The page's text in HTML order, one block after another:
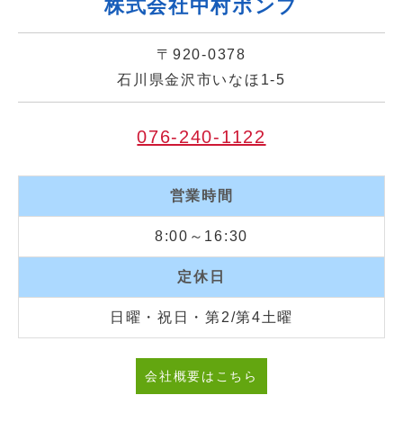
株式会社中村ポンプ
〒920-0378
石川県金沢市いなほ1-5
076-240-1122
営業時間
8:00～16:30
定休日
日曜・祝日・第2/第4土曜
会社概要はこちら